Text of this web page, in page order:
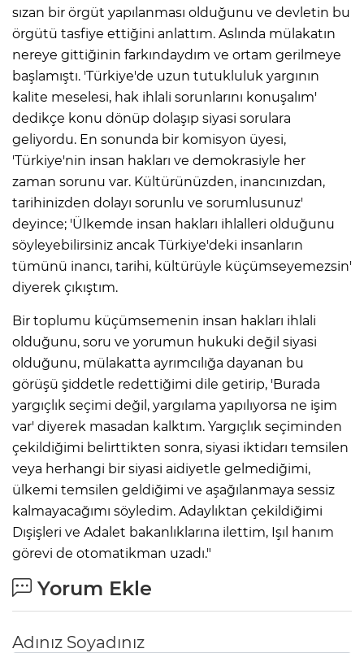
sızan bir örgüt yapılanması olduğunu ve devletin bu
örgütü tasfiye ettiğini anlattım. Aslında mülakatın
nereye gittiğinin farkındaydım ve ortam gerilmeye
başlamıştı. 'Türkiye'de uzun tutukluluk yargının
kalite meselesi, hak ihlali sorunlarını konuşalım'
dedikçe konu dönüp dolaşıp siyasi sorulara
geliyordu. En sonunda bir komisyon üyesi,
'Türkiye'nin insan hakları ve demokrasiyle her
zaman sorunu var. Kültürünüzden, inancınızdan,
tarihinizden dolayı sorunlu ve sorumlusunuz'
deyince; 'Ülkemde insan hakları ihlalleri olduğunu
söyleyebilirsiniz ancak Türkiye'deki insanların
tümünü inancı, tarihi, kültürüyle küçümseyemezsin'
diyerek çıkıştım.
Bir toplumu küçümsemenin insan hakları ihlali
olduğunu, soru ve yorumun hukuki değil siyasi
olduğunu, mülakatta ayrımcılığa dayanan bu
görüşü şiddetle redettiğimi dile getirip, 'Burada
yargıçlık seçimi değil, yargılama yapılıyorsa ne işim
var' diyerek masadan kalktım. Yargıçlık seçiminden
çekildiğimi belirttikten sonra, siyasi iktidarı temsilen
veya herhangi bir siyasi aidiyetle gelmediğimi,
ülkemi temsilen geldiğimi ve aşağılanmaya sessiz
kalmayacağımı söyledim. Adaylıktan çekildiğimi
Dışişleri ve Adalet bakanlıklarına ilettim, Işıl hanım
görevi de otomatikman uzadı."
Yorum Ekle
Adınız Soyadınız